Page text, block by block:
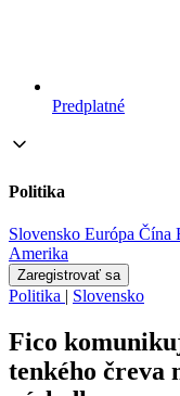
Predplatné
Politika
Slovensko Európa Čína
Amerika
Zaregistrovať sa
Politika | Slovensko
Fico
tenkého čreva